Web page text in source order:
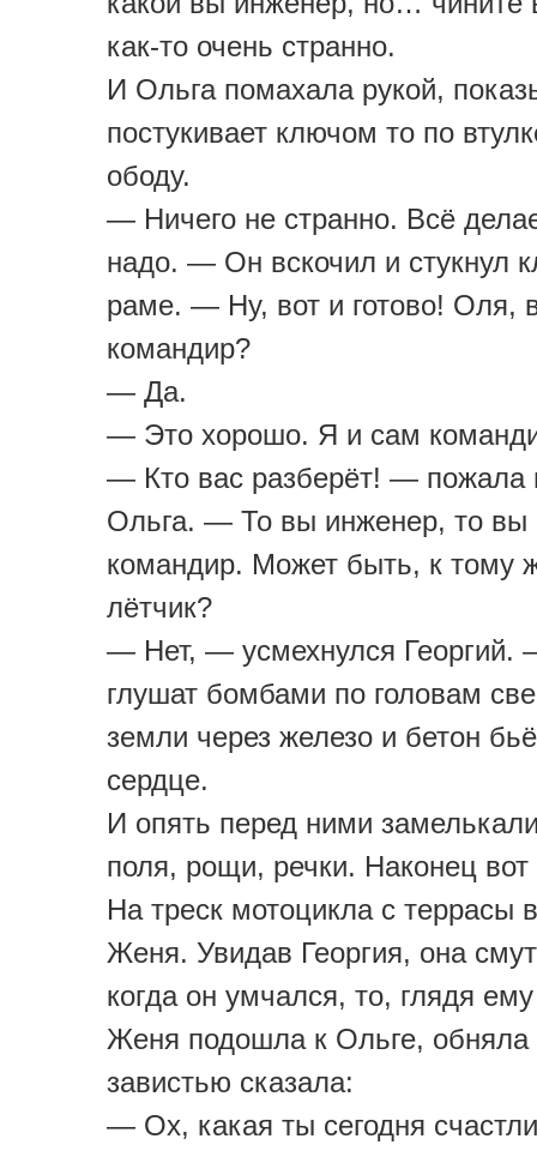
как-то очень странно.
И Ольга помахала рукой,
постукивает ключом то по
ободу.
— Ничего не странно. Всё
надо. — Он вскочил и стукнул
раме. — Ну, вот и готово! Оля,
командир?
— Да.
— Это хорошо. Я и сам
— Кто вас разберёт! — пожала
Ольга. — То вы инженер, то вы
командир. Может быть, к тому
лётчик?
— Нет, — усмехнулся Георгий.
глушат бомбами по головам
земли через железо и бетон
сердце.
И опять перед ними
поля, рощи, речки. Наконец вот
На треск мотоцикла с террасы
Женя. Увидав Георгия, она
когда он умчался, то, глядя
Женя подошла к Ольге, обняла
завистью сказала:
— Ох, какая ты сегодня